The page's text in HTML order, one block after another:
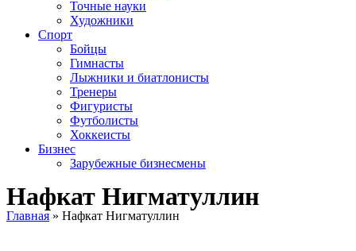
Точные науки
Художники
Спорт
Бойцы
Гимнасты
Лыжники и биатлонисты
Тренеры
Фигуристы
Футболисты
Хоккеисты
Бизнес
Зарубежные бизнесмены
Нафкат Нигматуллин
Главная » Нафкат Нигматуллин